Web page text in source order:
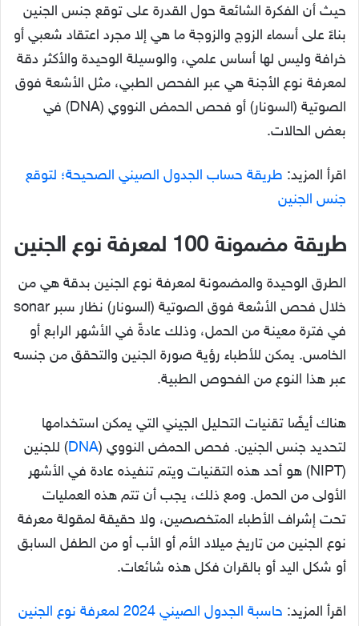
حيث أن الفكرة الشائعة حول القدرة على توقع جنس الجنين
بناءً على أسماء الزوج والزوجة ما هي إلا مجرد اعتقاد شعبي أو
خرافة وليس لها أساس علمي، والوسيلة الوحيدة والأكثر دقة
لمعرفة نوع الأجنة هي عبر الفحص الطبي، مثل الأشعة فوق
الصوتية (السونار) أو فحص الحمض النووي (DNA) في
بعض الحالات.
اقرأ المزيد: طريقة حساب الجدول الصيني الصحيحة؛ لتوقع
جنس الجنين
طريقة مضمونة 100 لمعرفة نوع الجنين
الطرق الوحيدة والمضمونة لمعرفة نوع الجنين بدقة هي من
خلال فحص الأشعة فوق الصوتية (السونار) نظار سبر sonar
في فترة معينة من الحمل، وذلك عادةً في الأشهر الرابع أو
الخامس. يمكن للأطباء رؤية صورة الجنين والتحقق من جنسه
عبر هذا النوع من الفحوص الطبية.
هناك أيضًا تقنيات التحليل الجيني التي يمكن استخدامها
لتحديد جنس الجنين. فحص الحمض النووي (DNA) للجنين
(NIPT) هو أحد هذه التقنيات ويتم تنفيذه عادة في الأشهر
الأولى من الحمل. ومع ذلك، يجب أن تتم هذه العمليات
تحت إشراف الأطباء المتخصصين، ولا حقيقة لمقولة معرفة
نوع الجنين من تاريخ ميلاد الأم أو الأب أو من الطفل السابق
أو شكل اليد أو بالقران فكل هذه شائعات.
اقرأ المزيد:
حاسبة الجدول الصيني 2024 لمعرفة نوع الجنين